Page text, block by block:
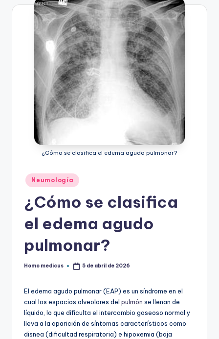
¿Cómo se clasifica el edema agudo pulmonar?
Publicado
en
Neumología
¿Cómo se clasifica
el edema agudo
pulmonar?
Publicado
Homo medicus 5 de abril de 2026
El edema agudo pulmonar (EAP) es un síndrome en el
cual los espacios alveolares del pulmón se llenan de
líquido, lo que dificulta el intercambio gaseoso normal y
lleva a la aparición de síntomas característicos como
disnea (dificultad respiratoria) e hipoxemia (baja